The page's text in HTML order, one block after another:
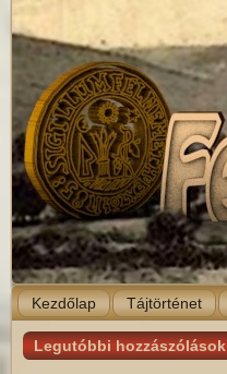
Kezdőlap Tájtörténet
Legutóbbi hozzászólások